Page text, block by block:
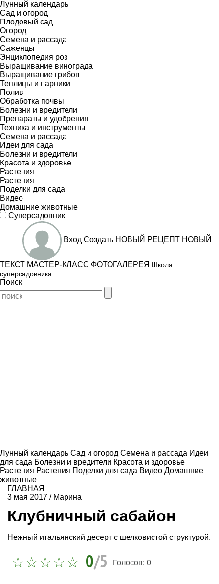
Лунный календарь
Сад и огород
Плодовый сад
Огород
Семена и рассада
Саженцы
Энциклопедия роз
Выращивание винограда
Выращивание грибов
Теплицы и парники
Полив
Обработка почвы
Болезни и вредители
Препараты и удобрения
Техника и инструменты
Семена и рассада
Идеи для сада
Болезни и вредители
Красота и здоровье
Растения
Растения
Поделки для сада
Видео
Домашние животные
Суперсадовник
Вход Создать НОВЫЙ РЕЦЕПТ НОВЫЙ
ТЕКСТ МАСТЕР-КЛАСС ФОТОГАЛЕРЕЯ Школа
суперсадовника
Поиск
Лунный календарь Сад и огород Семена и рассада Идеи
для сада Болезни и вредители Красота и здоровье
Растения Растения Поделки для сада Видео Домашние
животные
ГЛАВНАЯ
3 мая 2017 / Марина
Клубничный сабайон
Нежный итальянский десерт с шелковистой структурой.
0/5 Голосов: 0